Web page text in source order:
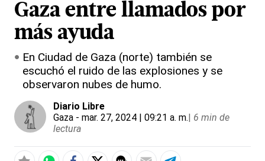
Gaza entre llamados por
más ayuda
En Ciudad de Gaza (norte) también se
escuchó el ruido de las explosiones y se
observaron nubes de humo.
Diario Libre
Gaza - mar. 27, 2024 | 09:21 a. m.| 6 min de
lectura